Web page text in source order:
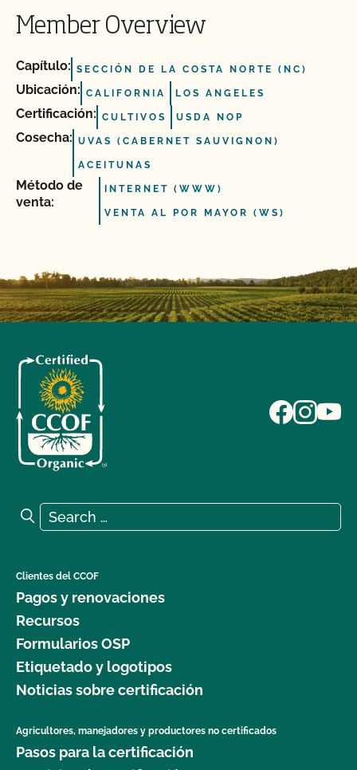
Member Overview
Capítulo: SECCIÓN DE LA COSTA NORTE (NC)
Ubicación: CALIFORNIA LOS ANGELES
Certificación: CULTIVOS USDA NOP
Cosecha: UVAS (CABERNET SAUVIGNON)
ACEITUNAS
Método de
venta:
INTERNET (WWW)
VENTA AL POR MAYOR (WS)
Search for:
Search
Clientes del CCOF
Pagos y renovaciones
Recursos
Formularios OSP
Etiquetado y logotipos
Noticias sobre certificación
Agricultores, manejadores y productores no certificados
Pasos para la certificación